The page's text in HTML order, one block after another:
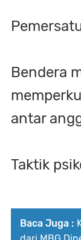
Bendera
antar
Taktik
Baca Juga :